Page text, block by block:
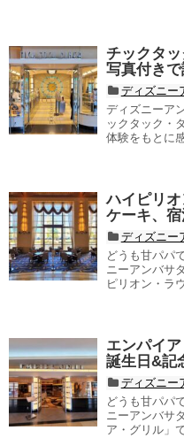
チックタ
写真付きで
ディズニー
ディズニーア
ックタック・
体験をもとに
ハイピリオ
ケーキ、
ディズニー
どうも甘パパ
ニーアンバサ
ピリオン・ラ
エンパイア
誕生日&記
ディズニー
どうも甘パパ
ニーアンバサ
ア・グリル」